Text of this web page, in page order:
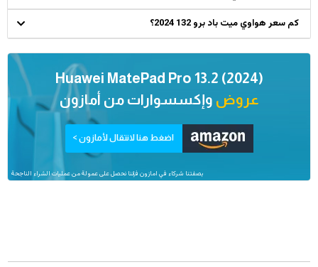
كم سعر هواوي ميت باد برو 132 2024؟
Huawei MatePad Pro 13.2 (2024)
عروض وإكسسوارات من أمازون
اضغط هنا لانتقال لأمازون >
بصفتنا شركاء في امازون فإننا نحصل على عمولة من عمليات الشراء الناجحة